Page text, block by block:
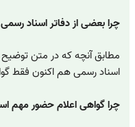
چرا بعضی از دفاتر اسناد
مطابق آنچه که در متن
اسناد رسمی هم اکنون فقط
چرا گواهی اعلام حضور مهم